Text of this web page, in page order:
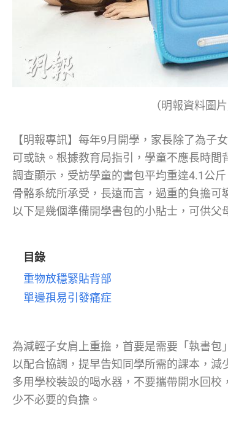
（明報資料圖
【明報專訊】每年9月開學，家長除了為子
可或缺。根據教育局指引，學童不應長時
調查顯示，受訪學童的書包平均重達4.1公
骨骼系統所承受，長遠而言，過重的負擔可
以下是幾個準備開學書包的小貼士，可供父
目錄
重物放穩緊貼背部
單邊孭易引發痛症
為減輕子女肩上重擔，首要是需要「執書
以配合協調，提早告知同學所需的課本，
多用學校裝設的喝水器，不要攜帶開水回
少不必要的負擔。